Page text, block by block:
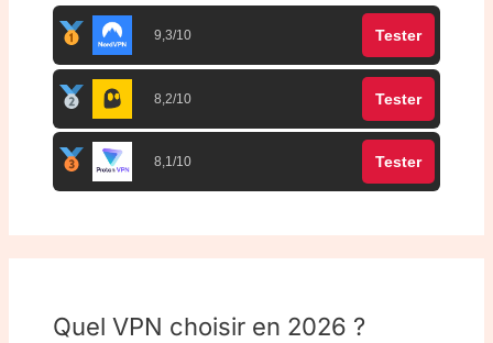
9,3/10 Tester
8,2/10 Tester
8,1/10 Tester
Quel VPN choisir en 2026 ?